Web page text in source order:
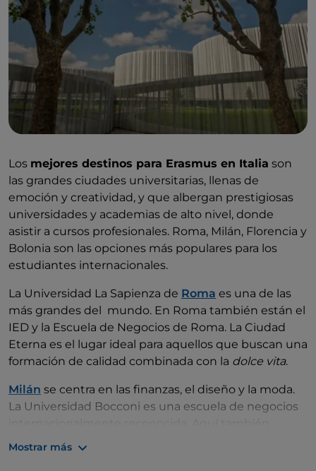
Los mejores destinos para Erasmus en Italia son
las grandes ciudades universitarias, llenas de
emoción y creatividad, y que albergan prestigiosas
universidades y academias de alto nivel, donde
asistir a cursos profesionales. Roma, Milán, Florencia y
Bolonia son las opciones más populares para los
estudiantes internacionales.
La Universidad La Sapienza de Roma es una de las
más grandes del mundo. En Roma también están el
IED y la Escuela de Negocios de Roma. La Ciudad
Eterna es el lugar ideal para aquellos que buscan una
formación de calidad combinada con la dolce vita.
Milán se centra en las finanzas, el diseño y la moda.
La Universidad Bocconi es una escuela de negocios
encontrarás la NABA, la Nueva Academia de Bellas
Mostrar más